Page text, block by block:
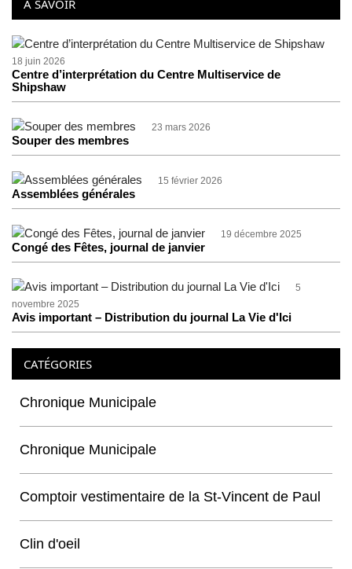
À SAVOIR
18 juin 2026
Centre d’interprétation du Centre Multiservice de
Shipshaw
23 mars 2026
Souper des membres
15 février 2026
Assemblées générales
19 décembre 2025
Congé des Fêtes, journal de janvier
5
novembre 2025
Avis important – Distribution du journal La Vie d'Ici
CATÉGORIES
Chronique Municipale
Chronique Municipale
Comptoir vestimentaire de la St-Vincent de Paul
Clin d'oeil